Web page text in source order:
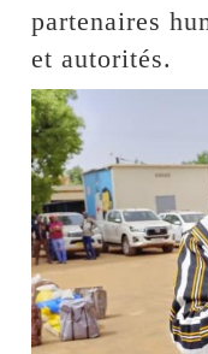
partenaires
et autorités.